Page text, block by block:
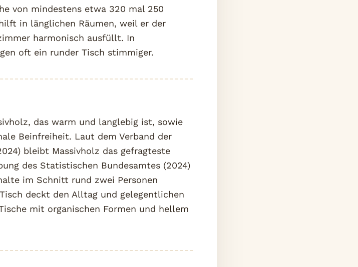
von mindestens etwa 320 mal 250
in länglichen Räumen, weil er der
harmonisch ausfüllt. In
oft ein runder Tisch stimmiger.
das warm und langlebig ist, sowie
Beinfreiheit. Laut dem Verband der
bleibt Massivholz das gefragteste
des Statistischen Bundesamtes (2024)
im Schnitt rund zwei Personen
deckt den Alltag und gelegentlichen
mit organischen Formen und hellem